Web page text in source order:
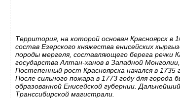
Территория, на которой основан Красноярск в
состав Езерского княжества енисейских
породы мергеля, составляющего берега речки
государства Алтан-ханов в Западной
Постепенный рост Красноярска начался в
После сильного пожара в 1773 году для
образованной Енисейской губернии.
Транссибирской магистрали.